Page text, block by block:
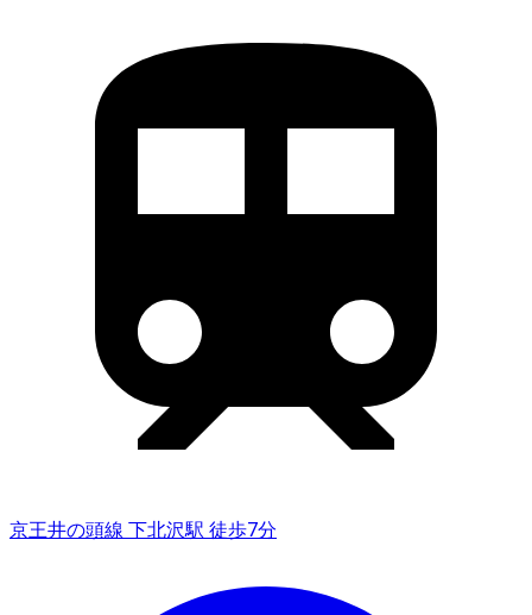
京王井の頭線 下北沢駅 徒歩7分